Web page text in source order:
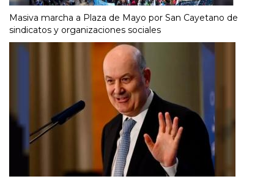
Masiva marcha a Plaza de Mayo por San Cayetano de
sindicatos y organizaciones sociales